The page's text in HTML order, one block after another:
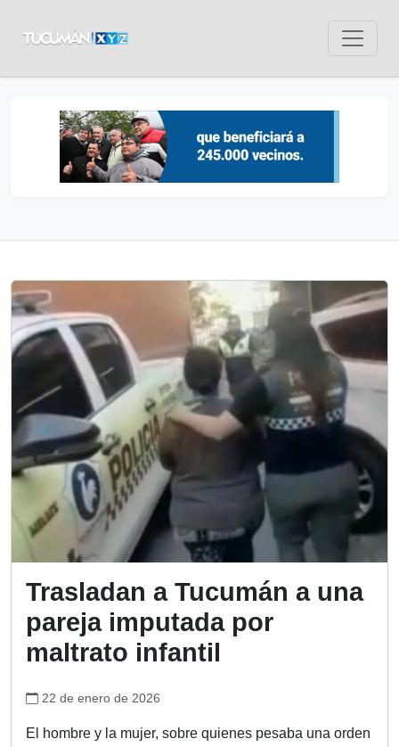
Trasladan a Tucumán a una
pareja imputada por
maltrato infantil
22 de enero de 2026
El hombre y la mujer, sobre quienes pesaba una orden